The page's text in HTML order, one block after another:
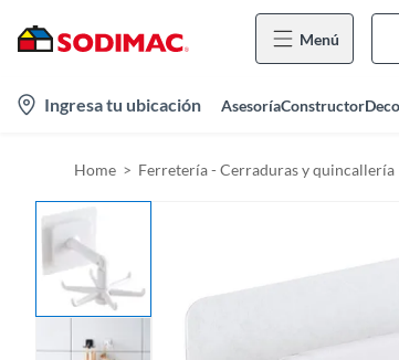
Menú
Ingresa tu ubicación AsesoríaConstructor
Home Ferretería - Cerraduras y quincallería